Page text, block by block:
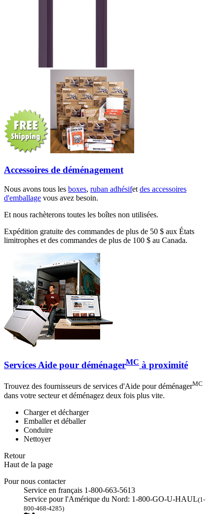
Accessoires de déménagement
Nous avons tous les boxes, ruban adhésifet des accessoires
d'emballage vous avez besoin.
Et nous rachèterons toutes les boîtes non utilisées.
Expédition gratuite des commandes de plus de 50 $ aux États
limitrophes et des commandes de plus de 100 $ au Canada.
Services Aide pour déménagerMC à proximité
Trouvez des fournisseurs de services d'Aide pour déménagerMC
dans votre secteur et déménagez deux fois plus vite.
Charger et décharger
Emballer et déballer
Conduire
Nettoyer
Retour
Haut de la page
Pour nous contacter
Service en français 1-800-663-5613
Service pour l'Amérique du Nord: 1-800-GO-U-HAUL(1-
800-468-4285)